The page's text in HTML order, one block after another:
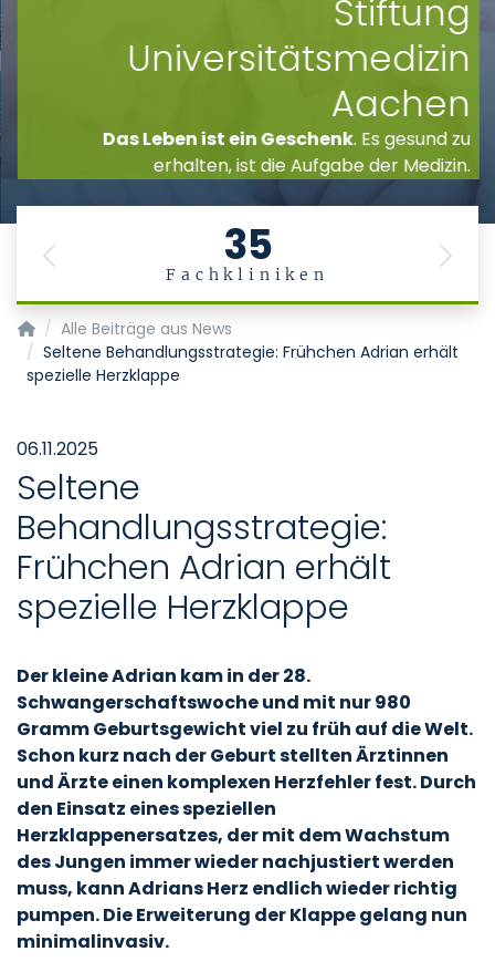
Stiftung
Universitätsmedizin
Aachen
Das Leben ist ein Geschenk. Es gesund zu
erhalten, ist die Aufgabe der Medizin.
35
Fachkliniken
Previous Next
Startseite
Alle Beiträge aus News
Seltene Behandlungsstrategie: Frühchen Adrian erhält
spezielle Herzklappe
06.11.2025
Seltene
Behandlungsstrategie:
Frühchen Adrian erhält
spezielle Herzklappe
Der kleine Adrian kam in der 28.
Schwangerschaftswoche und mit nur 980
Gramm Geburtsgewicht viel zu früh auf die Welt.
Schon kurz nach der Geburt stellten Ärztinnen
und Ärzte einen komplexen Herzfehler fest. Durch
den Einsatz eines speziellen
Herzklappenersatzes, der mit dem Wachstum
des Jungen immer wieder nachjustiert werden
muss, kann Adrians Herz endlich wieder richtig
pumpen. Die Erweiterung der Klappe gelang nun
minimalinvasiv.